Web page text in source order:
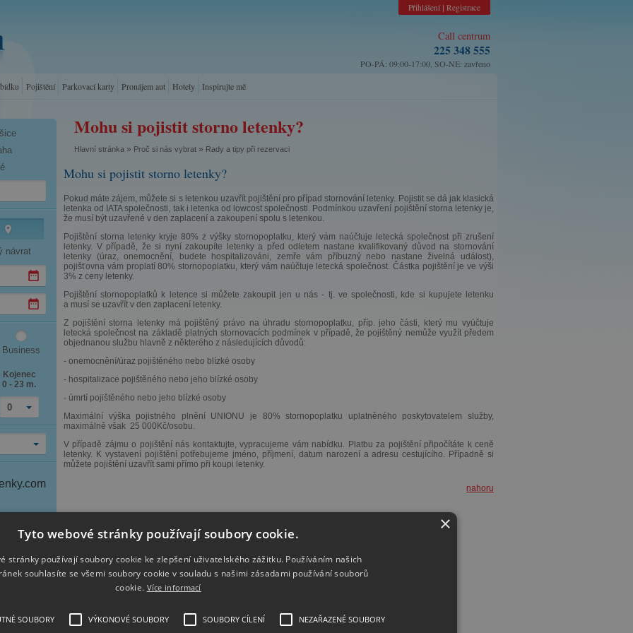
Přihlášení | Registrace
Call centrum
225 348 555
PO-PÁ: 09:00-17:00, SO-NE: zavřeno
Pojištění Parkovací karty Pronájem aut Hotely Inspirujte mě
návrat
Business
Kojenec
0 - 23 m.
0
Archiv zpráv
Mauricius z Prahy od 13 790 Kč se zavazadlem a v top termínech
Mohu si pojistit storno letenky?
Hlavní stránka » Proč si nás vybrat » Rady a tipy při rezervaci
Mohu si pojistit storno letenky?
Pokud máte zájem, můžete si s letenkou uzavřít pojištění pro případ stornování letenky. Pojistit se dá jak klasická
letenka od IATA společnosti, tak i letenka od lowcost společnosti. Podmínkou uzavření pojištění storna letenky je,
že musí být uzavřené v den zaplacení a zakoupení spolu s letenkou.
Pojištění storna letenky kryje 80% z výšky stornopoplatku, který vám naúčtuje letecká společnost při zrušení
letenky. V případě, že si nyní zakoupíte letenky a před odletem nastane kvalifikovaný důvod na stornování
letenky (úraz, onemocnění, budete hospitalizováni, zemře vám příbuzný nebo nastane živelná událost),
pojišťovna vám proplatí 80% stornopoplatku, který vám naúčtuje letecká společnost. Částka pojištění je ve výši
3% z ceny letenky.
Pojištění stornopoplatků k letence si můžete zakoupit jen u nás - tj. ve společnosti, kde si kupujete letenku
a musí se uzavřít v den zaplacení letenky.
Z pojištění storna letenky má pojištěný právo na úhradu stornopoplatku, příp. jeho části, který mu vyúčtuje
letecká společnost na základě platných stornovacích podmínek v případě, že pojištěný nemůže využít předem
objednanou službu hlavně z některého z následujících důvodů:
- onemocnění/úraz pojištěného nebo blízké osoby
- hospitalizace pojištěného nebo jeho blízké osoby
- úmrtí pojištěného nebo jeho blízké osoby
Maximální výška pojistného plnění UNIONU je 80% stornopoplatku uplatněného poskytovatelem služby,
maximálně však 25 000Kč/osobu.
V případě zájmu o pojištění nás kontaktujte, vypracujeme vám nabídku. Platbu za pojištění připočítáte k ceně
letenky. K vystavení pojištění potřebujeme jméno, příjmení, datum narození a adresu cestujícího. Případně si
můžete pojištění uzavřít sami přímo při koupi letenky.
nahoru
×
Tyto webové stránky používají soubory cookie.
stránky používají soubory cookie ke zlepšení uživatelského zážitku. Používáním našich
souhlasíte se všemi soubory cookie v souladu s našimi zásadami používání souborů
cookie. Více informací
SOUBORY VÝKONOVÉ SOUBORY SOUBORY CÍLENÍ NEZAŘAZENÉ SOUBORY